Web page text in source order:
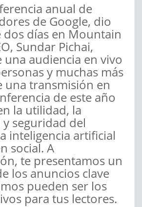
anual de
de Google, dio
dos días en Mountain
Sundar Pichai,
una audiencia en vivo
y muchas más
una transmisión en
de este año
la utilidad, la
seguridad del
inteligencia artificial
social. A
te presentamos un
los anuncios clave
pueden ser los
para tus lectores.